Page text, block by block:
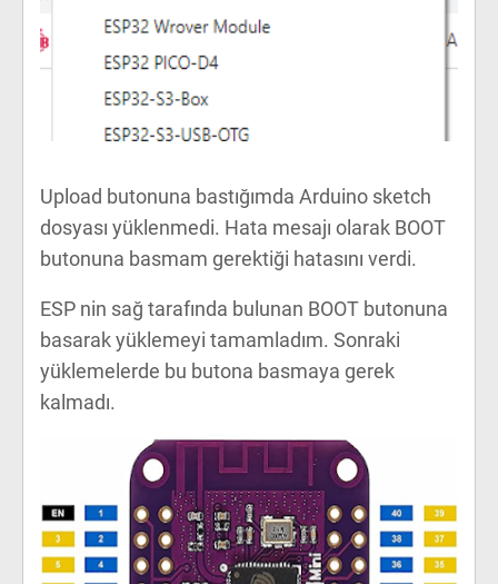
Upload butonuna bastığımda Arduino sketch
dosyası yüklenmedi. Hata mesajı olarak BOOT
butonuna basmam gerektiği hatasını verdi.
ESP nin sağ tarafında bulunan BOOT butonuna
basarak yüklemeyi tamamladım. Sonraki
yüklemelerde bu butona basmaya gerek
kalmadı.